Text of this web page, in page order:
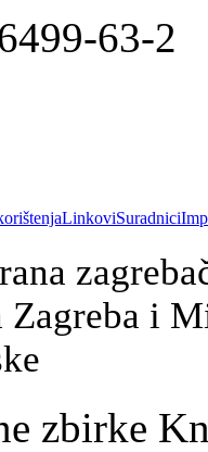
63-2
LinkoviSuradnici
Zagreba i
zbirke